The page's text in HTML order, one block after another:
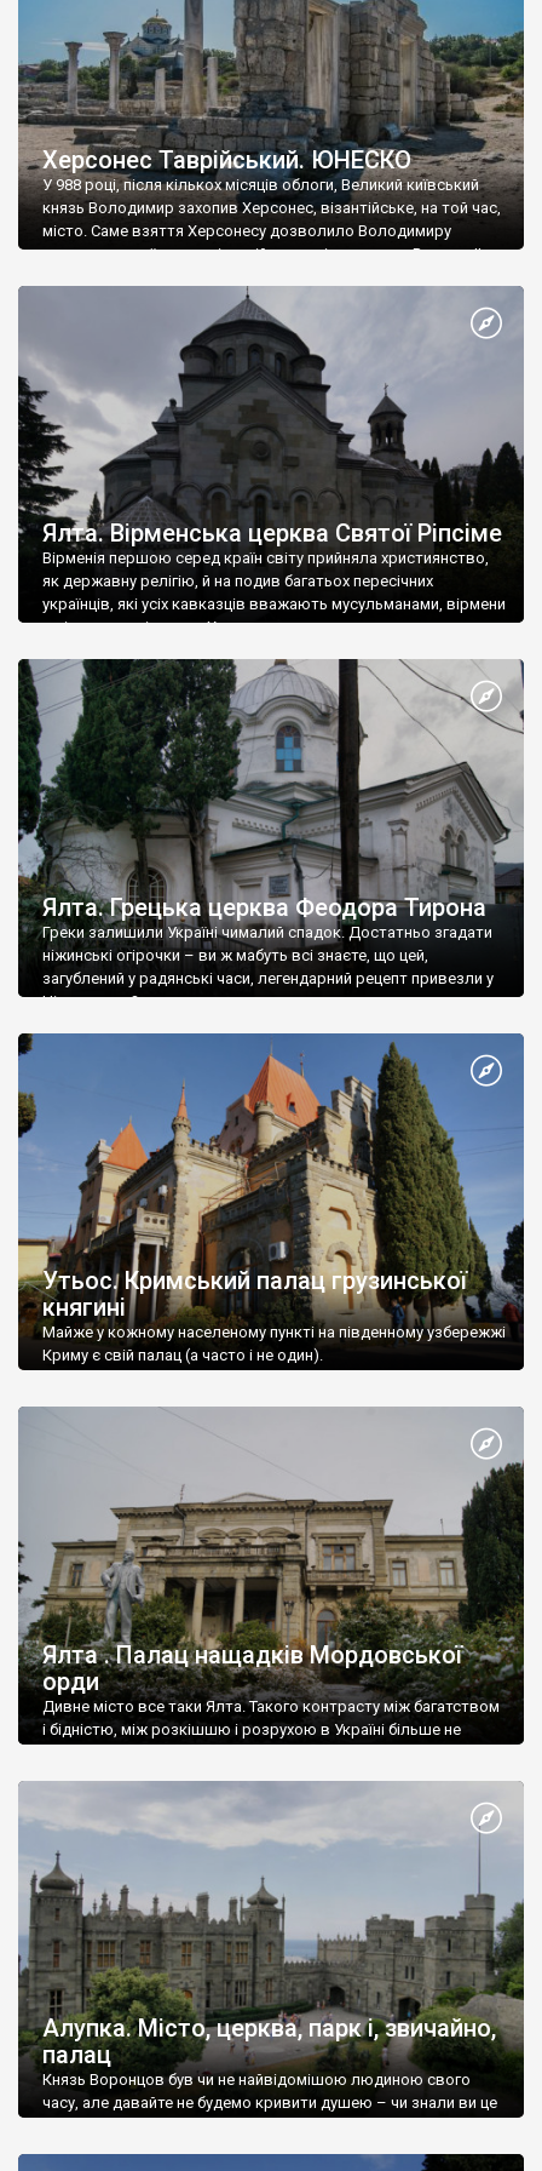
Херсонес Таврійський. ЮНЕСКО
У 988 році, після кількох місяців облоги, Великий київський
князь Володимир захопив Херсонес, візантійське, на той час,
місто. Саме взяття Херсонесу дозволило Володимиру
диктувати свої умови візантійському імператору Василю ІІ, та
Херсонесі Володимир-язичник, став Василем-християнином.
А потім було Хрещення Русі. На честь Херсонесу Таврійського
Ялта. Вірменська церква Святої Ріпсіме
Вірменія першою серед країн світу прийняла християнство,
як державну релігію, й на подив багатьох пересічних
українців, які усіх кавказців вважають мусульманами, вірмени
є відданими вірянами Христа
Ялта. Грецька церква Феодора Тирона
Греки залишили Україні чималий спадок. Достатньо згадати
ніжинські огірочки – ви ж мабуть всі знаєте, що цей,
загублений у радянські часи, легендарний рецепт привезли у
Ніжин греки?
Утьос. Кримський палац грузинської
княгині
Майже у кожному населеному пункті на південному узбережжі
Криму є свій палац (а часто і не один).
Ялта . Палац нащадків Мордовської
орди
Дивне місто все таки Ялта. Такого контрасту між багатством
і бідністю, між розкішшю і розрухою в Україні більше не
Алупка. Місто, церква, парк і, звичайно,
палац
Князь Воронцов був чи не найвідомішою людиною свого
часу, але давайте не будемо кривити душею – чи знали ви це